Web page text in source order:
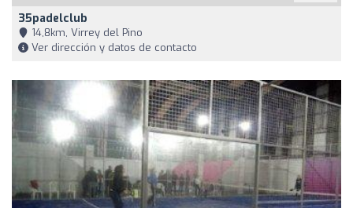
35padelclub
14,8km, Virrey del Pino
Ver dirección y datos de contacto